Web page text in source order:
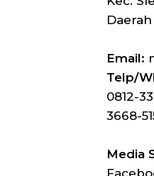
Email:
Telp/
0812-
3668-
Media